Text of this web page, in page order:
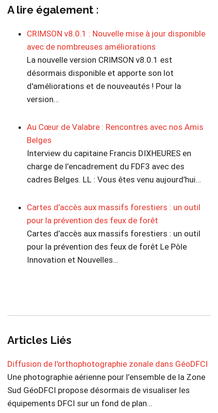
A lire également :
CRIMSON v8.0.1 : Nouvelle mise à jour disponible
avec de nombreuses améliorations
La nouvelle version CRIMSON v8.0.1 est
désormais disponible et apporte son lot
d'améliorations et de nouveautés ! Pour la
version…
Au Cœur de Valabre : Rencontres avec nos Amis
Belges
Interview du capitaine Francis DIXHEURES en
charge de l’encadrement du FDF3 avec des
cadres Belges. LL : Vous êtes venu aujourd’hui…
Cartes d’accès aux massifs forestiers : un outil
pour la prévention des feux de forêt
Cartes d’accès aux massifs forestiers : un outil
pour la prévention des feux de forêt Le Pôle
Innovation et Nouvelles…
Articles Liés
Diffusion de l'orthophotographie zonale dans GéoDFCI
Une photographie aérienne pour l’ensemble de la Zone
Sud GéoDFCI propose désormais de visualiser les
équipements DFCI sur un fond de plan…